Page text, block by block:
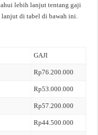
lebih lanjut tentang gaji
lanjut di tabel di bawah ini.
GAJI
Rp76.200.000
Rp53.000.000
Rp57.200.000
Rp44.500.000